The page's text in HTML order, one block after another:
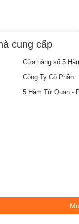
cung cấp
Cửa hàng số 5
Công Ty Cổ Phần
5 Hàm Tử Quan -